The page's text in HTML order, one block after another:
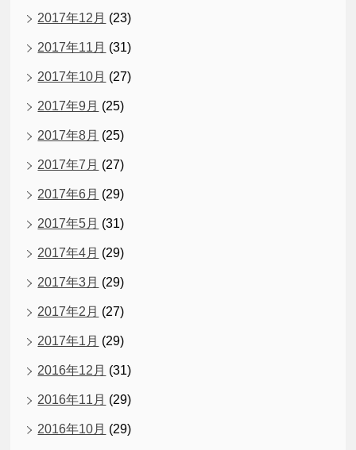
2017年12月 (23)
2017年11月 (31)
2017年10月 (27)
2017年9月 (25)
2017年8月 (25)
2017年7月 (27)
2017年6月 (29)
2017年5月 (31)
2017年4月 (29)
2017年3月 (29)
2017年2月 (27)
2017年1月 (29)
2016年12月 (31)
2016年11月 (29)
2016年10月 (29)